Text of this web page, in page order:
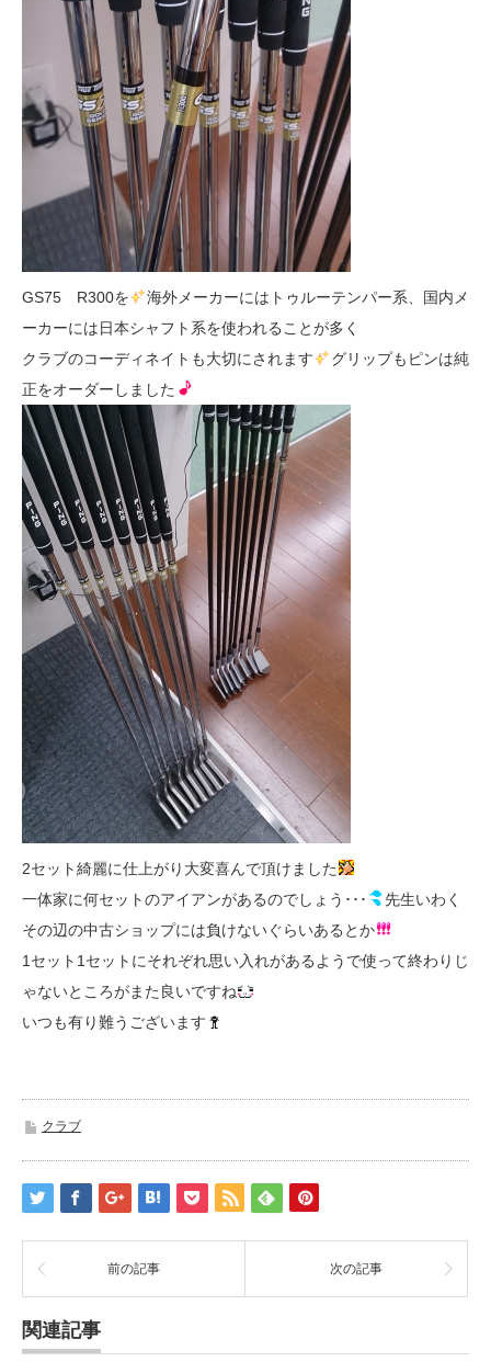
GS75 R300を
海外メーカーにはトゥルーテンパー系、国内メ
ーカーには日本シャフト系を使われることが多く
クラブのコーディネイトも大切にされます
グリップもピンは純
正をオーダーしました
2セット綺麗に仕上がり大変喜んで頂けました
一体家に何セットのアイアンがあるのでしょう･･･
先生いわく
その辺の中古ショップには負けないぐらいあるとか
1セット1セットにそれぞれ思い入れがあるようで使って終わりじ
ゃないところがまた良いですね
いつも有り難うございます
クラブ
前の記事 次の記事
関連記事